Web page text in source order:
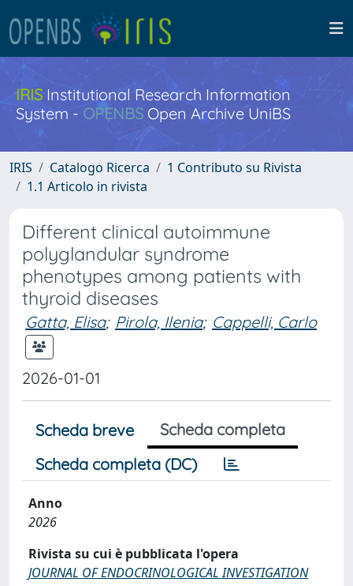
IRISInstitutional Research Information
System - OPENBS Open Archive UniBS
IRIS Catalogo Ricerca
1 Contributo su Rivista
1.1 Articolo in rivista
Different clinical autoimmune
polyglandular syndrome
phenotypes among patients with
thyroid diseases
Gatta, Elisa; Pirola, Ilenia; Cappelli, Carlo
2026-01-01
Scheda breve
Scheda completa
Scheda completa (DC)
Anno
2026
Rivista su cui è pubblicata l'opera
JOURNAL OF ENDOCRINOLOGICAL INVESTIGATION